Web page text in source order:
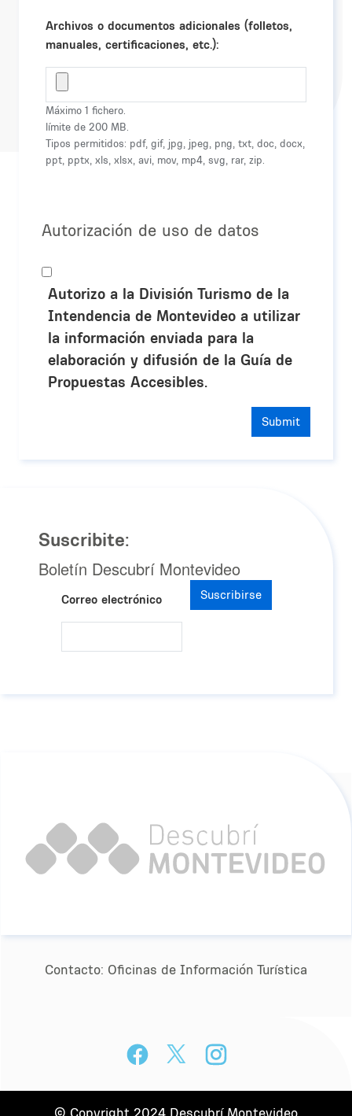
Archivos o documentos adicionales (folletos,
manuales, certificaciones, etc.):
Máximo 1 fichero.
límite de 200 MB.
Tipos permitidos: pdf, gif, jpg, jpeg, png, txt, doc, docx,
ppt, pptx, xls, xlsx, avi, mov, mp4, svg, rar, zip.
Autorización de uso de datos
Autorizo a la División Turismo de la
Intendencia de Montevideo a utilizar
la información enviada para la
elaboración y difusión de la Guía de
Propuestas Accesibles.
Submit
Suscribite:
Boletín Descubrí Montevideo
Correo electrónico Suscribirse
Contacto: Oﬁcinas de Información Turística